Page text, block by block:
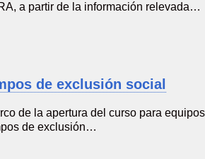
a partir de la información relevada…
de exclusión social
de la apertura del curso para
de exclusión…